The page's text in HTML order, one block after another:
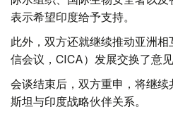
表示希望印度给予支持。
此外，双方还就继续推动亚洲
信会议，CICA）发展交换了意见
会谈结束后，双方重申，将继
斯坦与印度战略伙伴关系。